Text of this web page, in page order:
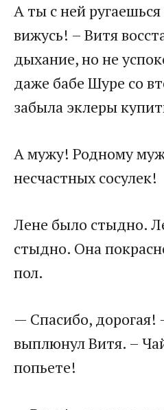
А ты с ней
вижусь! – Витя
дыхание, но не
даже бабе Шуре со
забыла эклеры
А мужу! Родному
несчастных сосулек!
Лене было стыдно.
стыдно. Она
пол.
— Спасибо, дорогая!
выплюнул Витя. –
попьете!